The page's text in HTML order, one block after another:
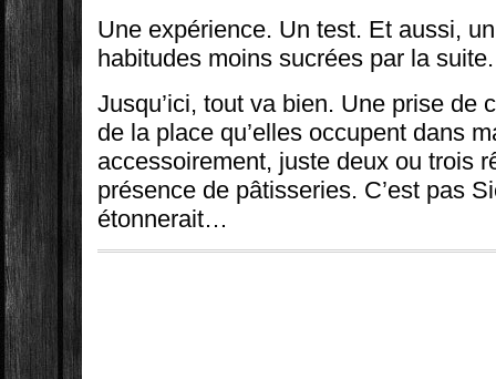
Une expérience. Un test. Et aussi,
habitudes moins sucrées par la suite.
Jusqu’ici, tout va bien. Une prise de
de la place qu’elles occupent dans
accessoirement, juste deux ou trois
présence de pâtisseries. C’est pas
étonnerait…